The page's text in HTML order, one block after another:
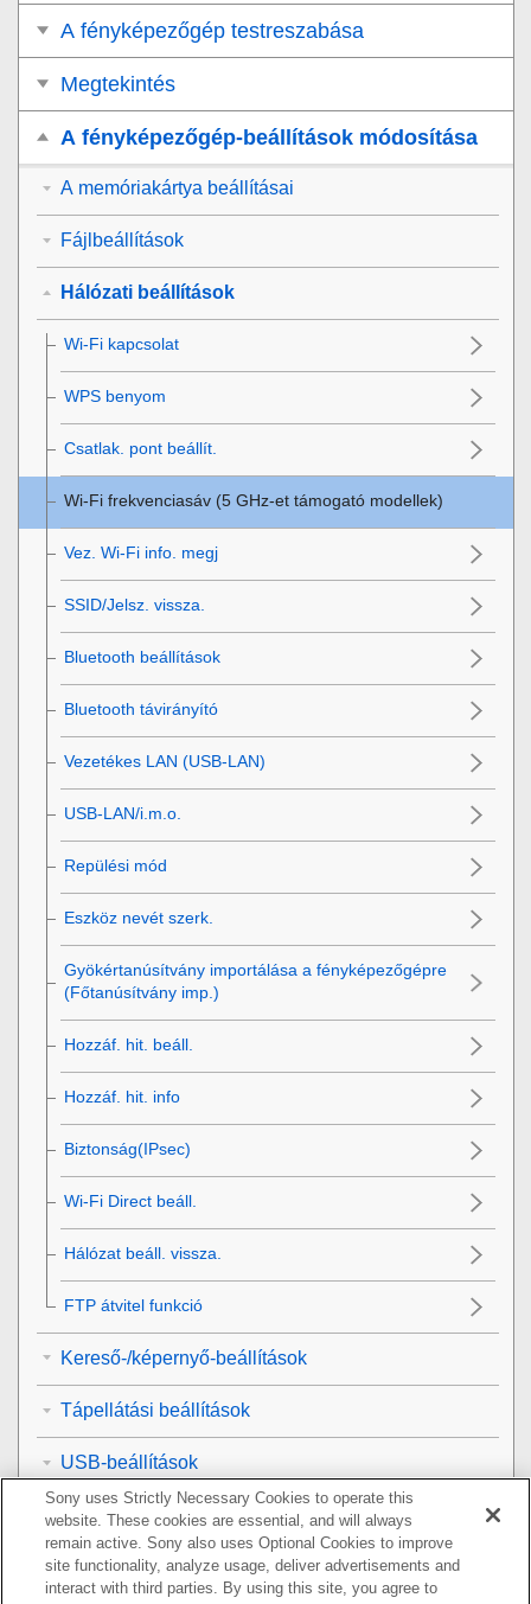
A fényképezőgép testreszabása
Megtekintés
A fényképezőgép-beállítások módosítása
A memóriakártya beállításai
Fájlbeállítások
Hálózati beállítások
Wi-Fi kapcsolat
WPS benyom
Csatlak. pont beállít.
Wi-Fi frekvenciasáv (5 GHz-et támogató modellek)
Vez. Wi-Fi info. megj
SSID/Jelsz. vissza.
Bluetooth beállítások
Bluetooth távirányító
Vezetékes LAN (USB-LAN)
USB-LAN/i.m.o.
Repülési mód
Eszköz nevét szerk.
Gyökértanúsítvány importálása a fényképezőgépre
(Főtanúsítvány imp.)
Hozzáf. hit. beáll.
Hozzáf. hit. info
Biztonság(IPsec)
Wi-Fi Direct beáll.
Hálózat beáll. vissza.
FTP átvitel funkció
Kereső-/képernyő-beállítások
Tápellátási beállítások
USB-beállítások
Külső kimeneti beállítások
Általános beállítások
Sony uses Strictly Necessary Cookies to operate this
website. These cookies are essential, and will always
remain active. Sony also uses Optional Cookies to improve
site functionality, analyze usage, deliver advertisements and
interact with third parties. By using this site, you agree to